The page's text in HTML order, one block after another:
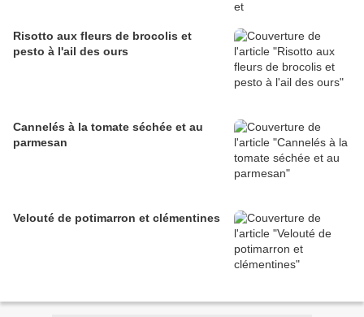
Risotto aux fleurs de brocolis et
pesto à l'ail des ours
Cannelés à la tomate séchée et au
parmesan
Velouté de potimarron et clémentines